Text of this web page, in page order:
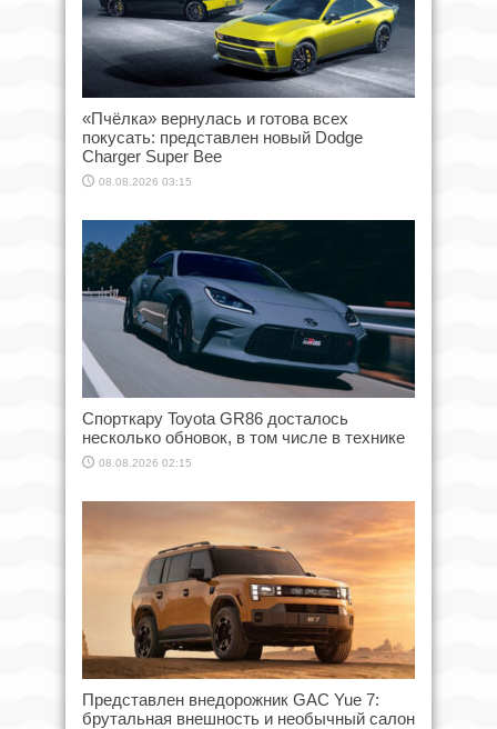
«Пчёлка» вернулась и готова всех
покусать: представлен новый Dodge
Charger Super Bee
08.08.2026 03:15
Спорткару Toyota GR86 досталось
несколько обновок, в том числе в технике
08.08.2026 02:15
Представлен внедорожник GAC Yue 7:
брутальная внешность и необычный салон